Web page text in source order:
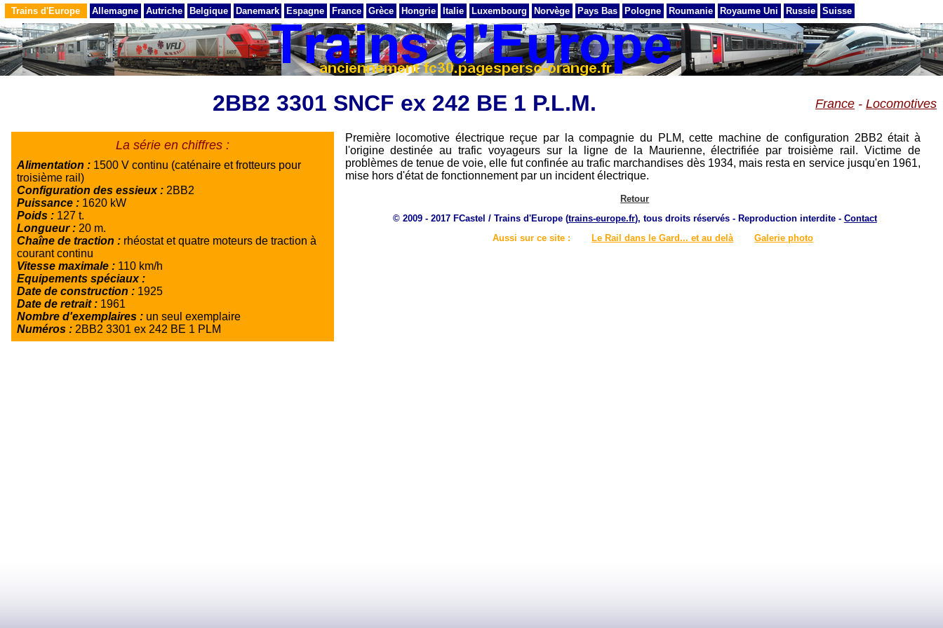
Trains d'Europe Allemagne Autriche Belgique Danemark Espagne France Grèce Hongrie Italie Luxembourg Norvège Pays Bas Pologne Roumanie Royaume Uni Russie Suisse
2BB2 3301 SNCF ex 242 BE 1 P.L.M. France - Locomotives
La série en chiffres :
Alimentation : 1500 V continu (caténaire et frotteurs pour
troisième rail)
Configuration des essieux : 2BB2
Puissance : 1620 kW
Poids : 127 t.
Longueur : 20 m.
Chaîne de traction : rhéostat et quatre moteurs de traction à
courant continu
Vitesse maximale : 110 km/h
Equipements spéciaux :
Date de construction : 1925
Date de retrait : 1961
Nombre d'exemplaires : un seul exemplaire
Numéros : 2BB2 3301 ex 242 BE 1 PLM
Première locomotive électrique reçue par la compagnie du PLM, cette machine de configuration 2BB2 était à
l'origine destinée au trafic voyageurs sur la ligne de la Maurienne, électrifiée par troisième rail. Victime de
problèmes de tenue de voie, elle fut confinée au trafic marchandises dès 1934, mais resta en service jusqu'en 1961,
mise hors d'état de fonctionnement par un incident électrique.
Retour
© 2009 - 2017 FCastel / Trains d'Europe (trains-europe.fr), tous droits réservés - Reproduction interdite - Contact
Aussi sur ce site :
Le Rail dans le Gard... et au delà Galerie photo